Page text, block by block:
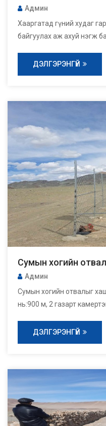
Админ
Хааргатад гүний худаг
байгуулах аж ахуй нэгж
ДЭЛГЭРЭНГҮЙ
Сумын хогийн
Админ
Сумын хогийн отвалыг
нь:900 м, 2 газарт
ДЭЛГЭРЭНГҮЙ